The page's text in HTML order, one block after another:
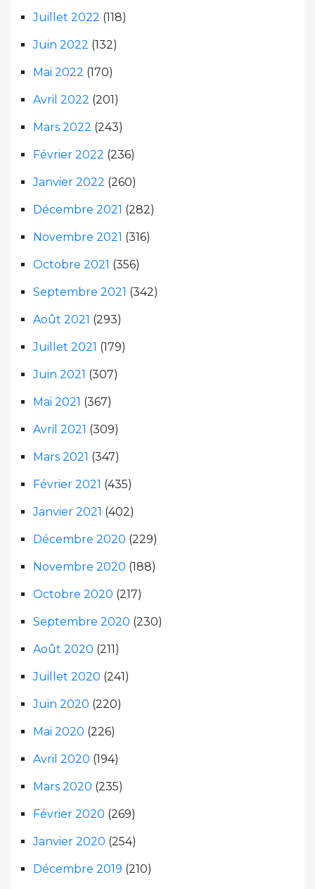
Juillet 2022 (118)
Juin 2022 (132)
Mai 2022 (170)
Avril 2022 (201)
Mars 2022 (243)
Février 2022 (236)
Janvier 2022 (260)
Décembre 2021 (282)
Novembre 2021 (316)
Octobre 2021 (356)
Septembre 2021 (342)
Août 2021 (293)
Juillet 2021 (179)
Juin 2021 (307)
Mai 2021 (367)
Avril 2021 (309)
Mars 2021 (347)
Février 2021 (435)
Janvier 2021 (402)
Décembre 2020 (229)
Novembre 2020 (188)
Octobre 2020 (217)
Septembre 2020 (230)
Août 2020 (211)
Juillet 2020 (241)
Juin 2020 (220)
Mai 2020 (226)
Avril 2020 (194)
Mars 2020 (235)
Février 2020 (269)
Janvier 2020 (254)
Décembre 2019 (210)